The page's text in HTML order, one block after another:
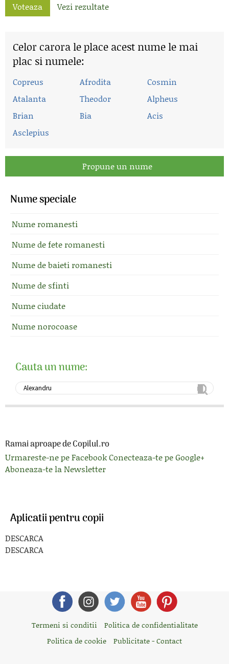
Voteaza Vezi rezultate
Celor carora le place acest nume le mai
plac si numele:
Copreus Afrodita
Cosmin
Atalanta
Theodor
Alpheus
Brian
Bia
Acis
Asclepius
Propune un nume
Nume speciale
Nume romanesti
Nume de fete romanesti
Nume de baieti romanesti
Nume de sfinti
Nume ciudate
Nume norocoase
Cauta un nume:
Ramai aproape de Copilul.ro
Urmareste-ne pe FacebookConecteaza-te pe Google+
Aboneaza-te la Newsletter
Aplicatii pentru copii
DESCARCA
DESCARCA
Termeni si conditii
Politica de confidentialitate
Politica de cookie
Publicitate - Contact